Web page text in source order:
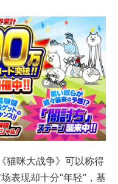
猫咪大战争》可以称得
表现却十分“年轻”，基